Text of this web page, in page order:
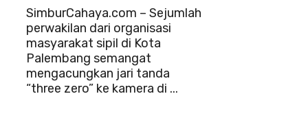
SimburCahaya.com – Sejumlah
perwakilan dari organisasi
masyarakat sipil di Kota
Palembang semangat
mengacungkan jari tanda
“three zero” ke kamera di ...